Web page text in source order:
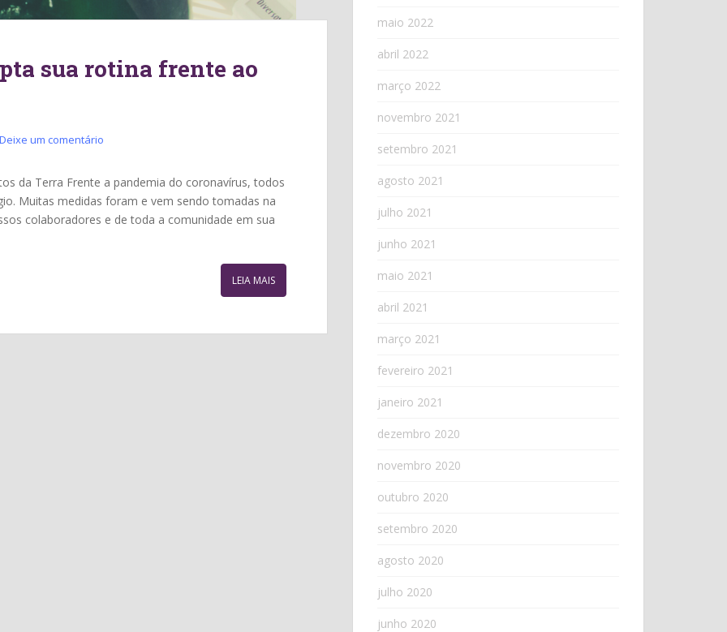
sua rotina frente ao
Deixe um comentário
da Terra Frente a pandemia do coronavírus, todos
Muitas medidas foram e vem sendo tomadas na
colaboradores e de toda a comunidade em sua
LEIA MAIS
maio 2022
abril 2022
março 2022
novembro 2021
setembro 2021
agosto 2021
julho 2021
junho 2021
maio 2021
abril 2021
março 2021
fevereiro 2021
janeiro 2021
dezembro 2020
novembro 2020
outubro 2020
setembro 2020
agosto 2020
julho 2020
junho 2020